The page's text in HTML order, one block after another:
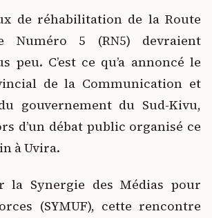
de réhabilitation de la Route
Numéro 5 (RN5) devraient
peu. C’est ce qu’a annoncé le
de la Communication et
gouvernement du Sud-Kivu,
d’un débat public organisé ce
à Uvira.
la Synergie des Médias pour
(SYMUF), cette rencontre